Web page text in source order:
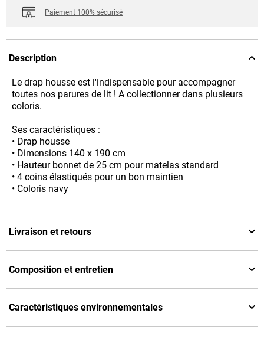
Paiement 100% sécurisé
Description
Le drap housse est l'indispensable pour accompagner
toutes nos parures de lit ! A collectionner dans plusieurs
coloris.
Ses caractéristiques :
• Drap housse
• Dimensions 140 x 190 cm
• Hauteur bonnet de 25 cm pour matelas standard
• 4 coins élastiqués pour un bon maintien
• Coloris navy
Livraison et retours
Composition et entretien
Caractéristiques environnementales